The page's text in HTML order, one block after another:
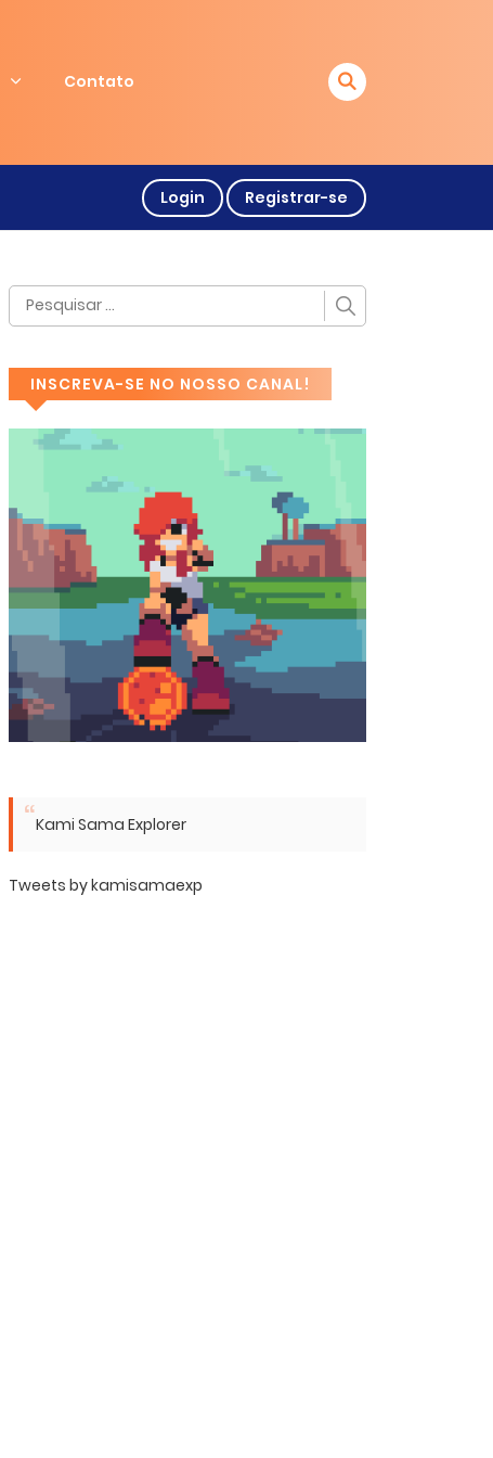
Contato
Login Registrar-se
INSCREVA-SE NO NOSSO CANAL!
Kami Sama Explorer
Tweets by kamisamaexp